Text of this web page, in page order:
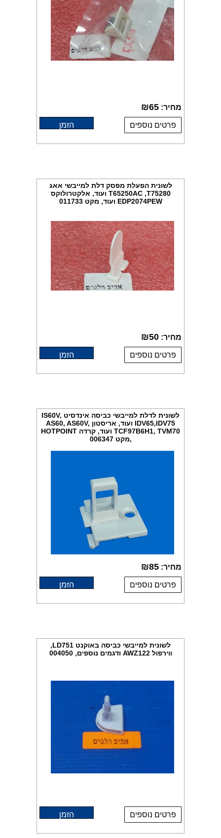
מחיר: ₪65
פרטים נוספים הזמן
לשונית הפעלת מפסק דלת למייבשי אאג
T65250AC ,T75280 ועוד, אלקטרולוקס
EDP2074PEW ועוד, מקט 011733
מחיר: ₪50
פרטים נוספים הזמן
לשונית לדלת למייבשי כביסה אינדסיט IS60V,
IDV65,IDV75 ועוד, אריסטון AS60, AS60V,
TCF97B6H1, TVM70 ועוד, קרדה HOTPOINT
,מקט 006347
מחיר: ₪85
פרטים נוספים הזמן
לשונית למייבשי כביסה באוקנט LD751,
ווירפול AWZ122 ודגמים נוספים, 004050
פרטים נוספים הזמן